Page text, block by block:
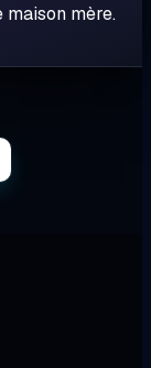
mère.